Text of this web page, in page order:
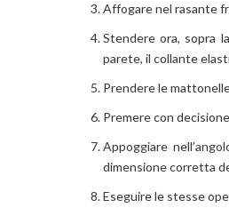
Affogare nel rasante
Stendere ora, sopra
parete, il collante
Prendere le
Premere con
Appoggiare
dimensione corretta
Eseguire le stesse